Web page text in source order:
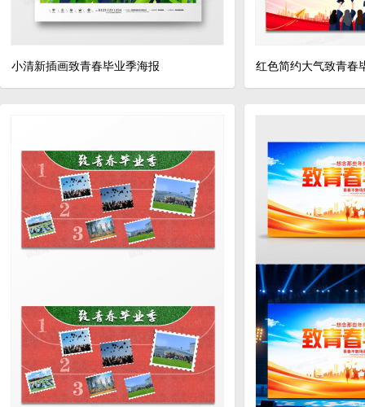
小清新插画致青春毕业季海报